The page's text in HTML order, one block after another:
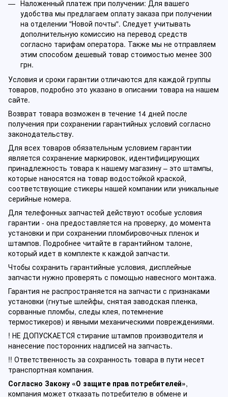
Наложенный платеж при получении: Для вашего
удобства мы предлагаем оплату заказа при получении
на отделении "Новой почты". Следует учитывать
дополнительную комиссию на перевод средств
согласно тарифам оператора. Также мы не отправляем
этим способом дешевый товар стоимостью менее 300
грн.
Условия и сроки гарантии отличаются для каждой группы
товаров, подробно это указано в описании товара на нашем
сайте.
Возврат товара возможен в течение 14 дней после
получения при сохранении гарантийных условий согласно
законодательству.
Для всех товаров обязательным условием гарантии
является сохранение маркировок, идентифицирующих
принадлежность товара к нашему магазину – это штампы,
которые наносятся на товар водостойкой краской,
соответствующие стикеры нашей компании или уникальные
серийные номера.
Для телефонных запчастей действуют особые условия
гарантии - она предоставляется на проверку, до момента
установки и при сохранении пломбировочных пленок и
штампов. Подробнее читайте в гарантийном талоне,
который идет в комплекте к каждой запчасти.
Чтобы сохранить гарантийные условия, дисплейные
запчасти нужно проверять с помощью навесного монтажа.
Гарантия не распространяется на запчасти с признаками
установки (гнутые шлейфы, снятая заводская пленка,
сорванные пломбы, следы клея, потемнение
термостикеров) и явными механическими повреждениями.
! НЕ ДОПУСКАЕТСЯ стирание штампов производителя и
нанесение посторонних надписей на запчасть.
!! Ответственность за сохранность товара в пути несет
транспортная компания.
Согласно Закону «О защите прав потребителей»,
компания может отказать потребителю в обмене и